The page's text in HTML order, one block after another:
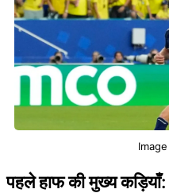
पहले हाफ की मुख्य कड़ियाँ: